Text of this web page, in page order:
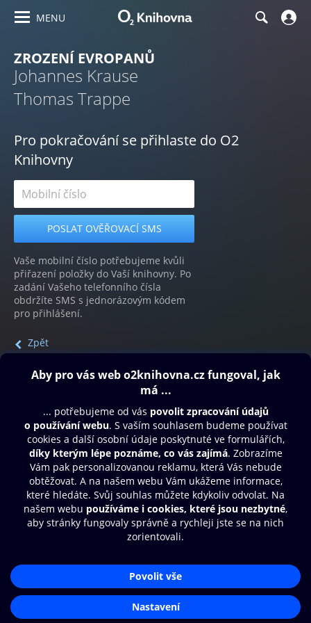
MENU
ZROZENÍ EVROPANŮ
Johannes Krause
Thomas Trappe
Pro pokračování se přihlaste do O2
Knihovny
Vaše mobilní číslo potřebujeme kvůli
přiřazení položky do Vaší knihovny. Po
zadání Vašeho telefonního čísla
obdržíte SMS s jednorázovým kódem
pro přihlášení.
Zpět
Obsah ke stažení
Moje O2 Knihovna
Další zábava
© O2 Czech Republic a.s.
Přístupnost
Zásady zpracování osobních údajůAplikace O2 Knihovna
Čti a poslouchej své e-knihy a